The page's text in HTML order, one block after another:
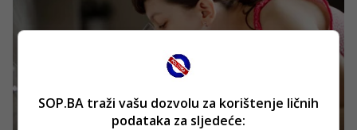
SOP.BA traži vašu dozvolu za korištenje ličnih
podataka za sljedeće: